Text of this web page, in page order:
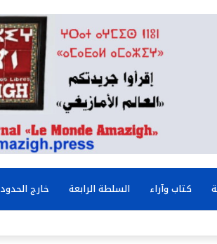
كتاب وآراء السلطة الرابعة خارج الحدود